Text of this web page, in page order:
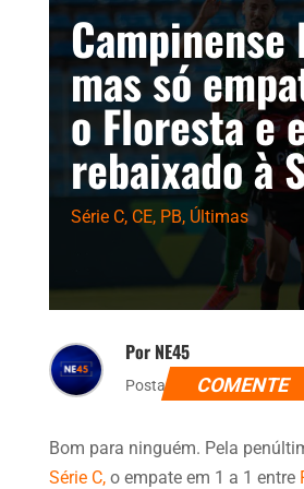
mas só
o Floresta e
rebaixado à
Série C, CE, PB, Últimas
Por NE45
Postado dia 7 de agosto
COMENTE
Bom para ninguém. Pela
Série C,o empate em 1 a 1 entre